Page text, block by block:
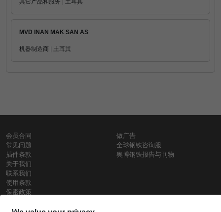
其它产品和服务 | 土耳其
MVD INAN MAK SAN AS
机器制造商 | 土耳其
会员合同
常见问题
插件条款
关于我们
联系我们
使用条款
保密政策
做广告
全球钢铁咨询服
奥博钢铁报告与刊物